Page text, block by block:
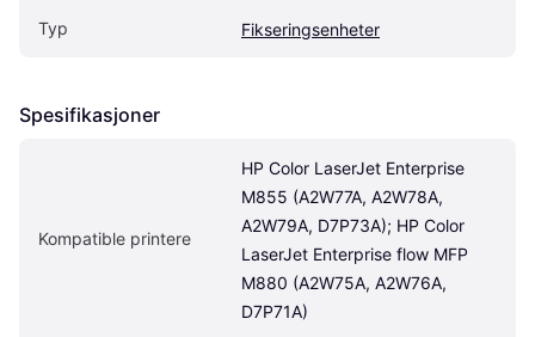
Typ Fikseringsenheter
Spesifikasjoner
Kompatible printere
HP Color LaserJet Enterprise
M855 (A2W77A, A2W78A,
A2W79A, D7P73A); HP Color
LaserJet Enterprise flow MFP
M880 (A2W75A, A2W76A,
D7P71A)